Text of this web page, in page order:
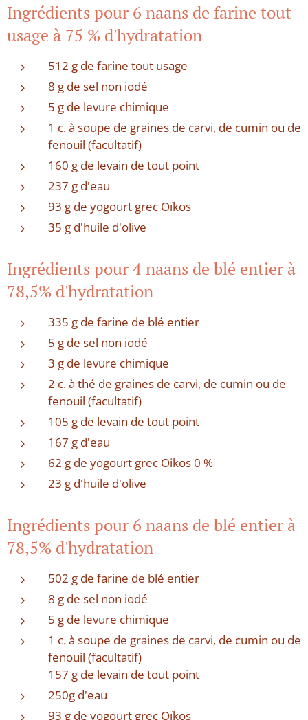
Ingrédients pour 6 naans de farine tout
usage à 75 % d'hydratation
512 g de farine tout usage
8 g de sel non iodé
5 g de levure chimique
1 c. à soupe de graines de carvi, de cumin ou de
fenouil (facultatif)
160 g de levain de tout point
237 g d'eau
93 g de yogourt grec Oïkos
35 g d'huile d'olive
Ingrédients pour 4 naans de blé entier à
78,5% d'hydratation
335 g de farine de blé entier
5 g de sel non iodé
3 g de levure chimique
2 c. à thé de graines de carvi, de cumin ou de
fenouil (facultatif)
105 g de levain de tout point
167 g d'eau
62 g de yogourt grec Oikos 0 %
23 g d'huile d'olive
Ingrédients pour 6 naans de blé entier à
78,5% d'hydratation
502 g de farine de blé entier
8 g de sel non iodé
5 g de levure chimique
1 c. à soupe de graines de carvi, de cumin ou de
fenouil (facultatif)
157 g de levain de tout point
250g d'eau
93 g de yogourt grec Oïkos